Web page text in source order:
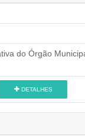
do Órgão
DETALHES